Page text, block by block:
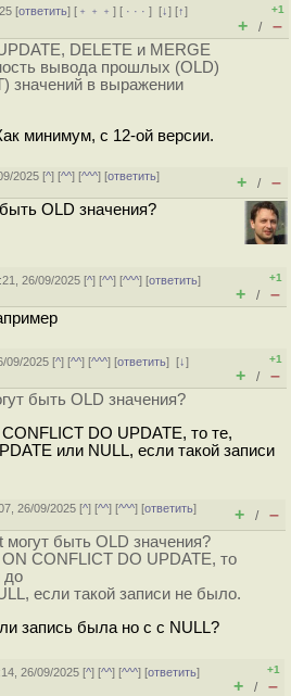
[ответить] [ ﹢﹢﹢] [ · · ·][↓] [↑]
+1
+ / –
DELETE и MERGE
вывода прошлых (OLD)
значений в выражении
минимум, с 12-ой версии.
2025 [^] [^^] [^^^] [ответить]
+ / –
OLD значения?
26/09/2025 [^] [^^] [^^^] [ответить]
+1
+ / –
09/2025 [^] [^^] [^^^] [ответить][↓]
+1
+ / –
быть OLD значения?
DO UPDATE, то те,
или NULL, если такой записи
26/09/2025 [^] [^^] [^^^] [ответить]
+ / –
могут быть OLD значения?
CONFLICT DO UPDATE, то
до
если такой записи не было.
запись была но с с NULL?
26/09/2025 [^] [^^] [^^^] [ответить]
+1
+ / –